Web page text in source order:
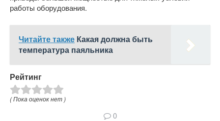
работы оборудования.
Читайте также Какая должна быть
температура паяльника
Рейтинг
( Пока оценок нет )
0